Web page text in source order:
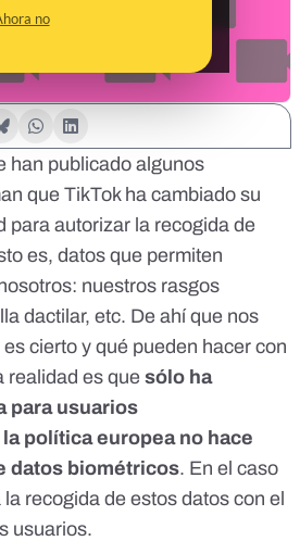
no
han publicado algunos
que TikTok ha cambiado su
para autorizar la recogida de
es, datos que permiten
nuestros rasgos
dactilar, etc. De ahí que nos
cierto y qué pueden hacer con
realidad es que sólo ha
para usuarios
la política europea no hace
datos biométricos. En el caso
recogida de estos datos con el
usuarios.